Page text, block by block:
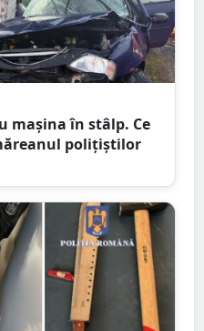
mașina în stâlp. Ce
polițiștilor